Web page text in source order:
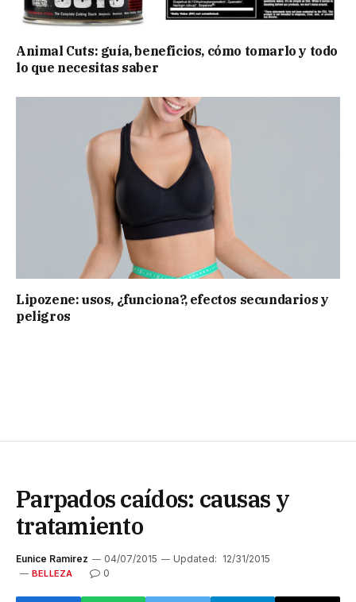
Animal Cuts: guía, beneficios, cómo tomarlo y todo
lo que necesitas saber
Lipozene: usos, ¿funciona?, efectos secundarios y
peligros
Parpados caídos: causas y
tratamiento
Eunice Ramirez 04/07/2015 Updated: 12/31/2015
BELLEZA 0